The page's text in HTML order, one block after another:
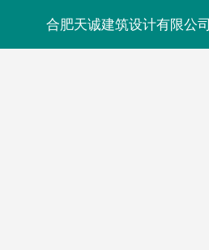
合肥天诚建筑设计有限公司